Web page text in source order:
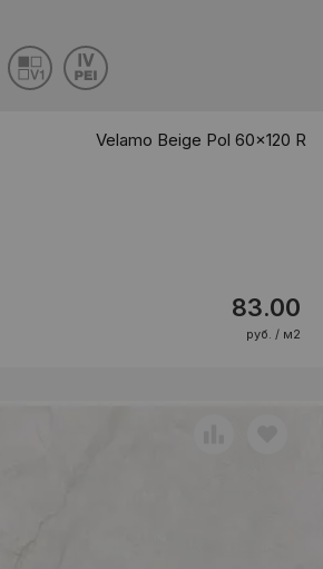
Velamo Beige Pol 60x120 R
83.00
руб. / м2